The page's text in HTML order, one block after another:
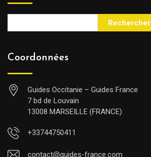
Rechercher
Coordonnées
Guides Occitanie – Guides France
7 bd de Louvain
13008 MARSEILLE (FRANCE)
+33744750411
contact@guides-france.com